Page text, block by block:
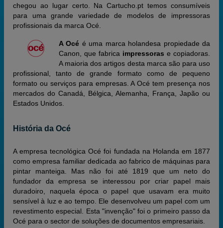
chegou ao lugar certo. Na Cartucho.pt temos consumíveis
para uma grande variedade de modelos de impressoras
profissionais da marca Océ.
A Océ é uma marca holandesa propiedade da
Canon, que fabrica impressoras e copiadoras.
A maioria dos artigos desta marca são para uso
profissional, tanto de grande formato como de pequeno
formato ou serviços para empresas. A Océ tem presença nos
mercados do Canadá, Bélgica, Alemanha, França, Japão ou
Estados Unidos.
História da Océ
A empresa tecnológica Océ foi fundada na Holanda em 1877
como empresa familiar dedicada ao fabrico de máquinas para
pintar manteiga. Mas não foi até 1819 que um neto do
fundador da empresa se interessou por criar papel mais
duradoiro, naquela época o papel que usavam era muito
sensível à luz e ao tempo. Ele desenvolveu um papel com um
revestimento especial. Esta "invenção" foi o primeiro passo da
Océ para o sector de soluções de documentos empresariais.